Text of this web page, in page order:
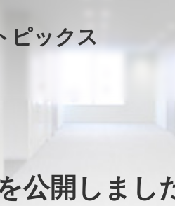
ピックス
公開しまし